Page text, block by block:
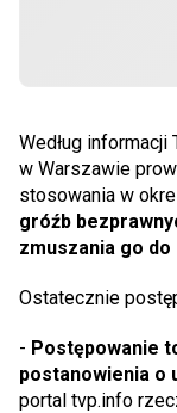
Według informacji
w Warszawie
stosowania w
gróźb
zmuszania go
Ostatecznie
- Postępowanie
postanowienia o
portal tvp.info